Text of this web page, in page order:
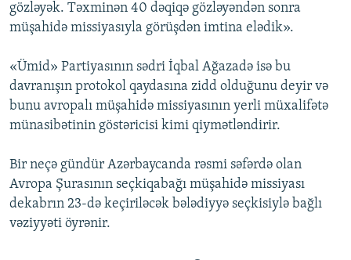
gözləyək. Təxminən 40 dəqiqə gözləyəndən sonra
müşahidə missiyasıyla görüşdən imtina elədik».
«Ümid» Partiyasının sədri İqbal Ağazadə isə bu
davranışın protokol qaydasına zidd olduğunu deyir və
bunu avropalı müşahidə missiyasının yerli müxalifətə
münasibətinin göstəricisi kimi qiymətləndirir.
Bir neçə gündür Azərbaycanda rəsmi səfərdə olan
Avropa Şurasının seçkiqabağı müşahidə missiyası
dekabrın 23-də keçiriləcək bələdiyyə seçkisiylə bağlı
vəziyyəti öyrənir.